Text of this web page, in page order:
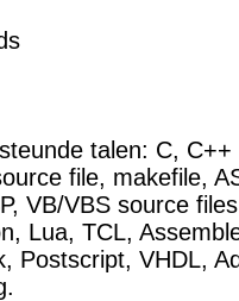
talen: C,
file, makefile,
VB/VBS source
Lua, TCL,
Postscript, VHDL,